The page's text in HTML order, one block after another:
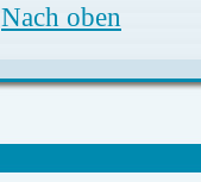
Nach oben